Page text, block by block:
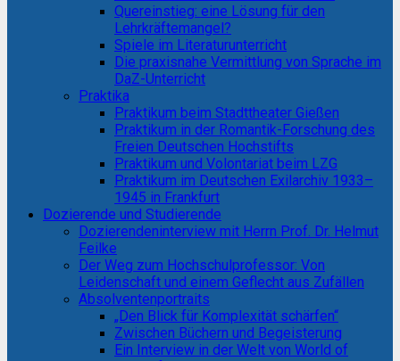
Quereinstieg: eine Lösung für den
Lehrkräftemangel?
Spiele im Literaturunterricht
Die praxisnahe Vermittlung von Sprache im
DaZ-Unterricht
Praktika
Praktikum beim Stadttheater Gießen
Praktikum in der Romantik-Forschung des
Freien Deutschen Hochstifts
Praktikum und Volontariat beim LZG
Praktikum im Deutschen Exilarchiv 1933–
1945 in Frankfurt
Dozierende und Studierende
Dozierendeninterview mit Herrn Prof. Dr. Helmut
Feilke
Der Weg zum Hochschulprofessor: Von
Leidenschaft und einem Geflecht aus Zufällen
Absolventenportraits
„Den Blick für Komplexität schärfen“
Zwischen Büchern und Begeisterung
Ein Interview in der Welt von World of